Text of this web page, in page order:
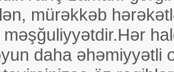
mürəkkəb
məşğuliyyətdir.Hər
daha əhəmiyyətli